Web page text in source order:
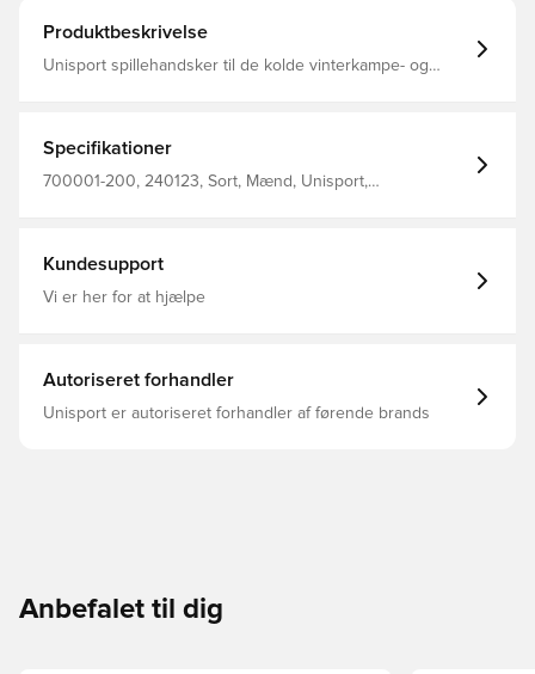
Produktbeskrivelse
Unisport spillehandsker til de kolde vinterkampe- og
gør at du sikkert og effektivt kan ses i mørket Designet
med stilfuldt Unisport-logo på ydersiden Fremstillet i 85%
polyester og 15% elastan.
Specifikationer
700001-200, 240123, Sort, Mænd, Unisport,
Kundesupport
Vi er her for at hjælpe
Autoriseret forhandler
Unisport er autoriseret forhandler af førende brands
Anbefalet til dig